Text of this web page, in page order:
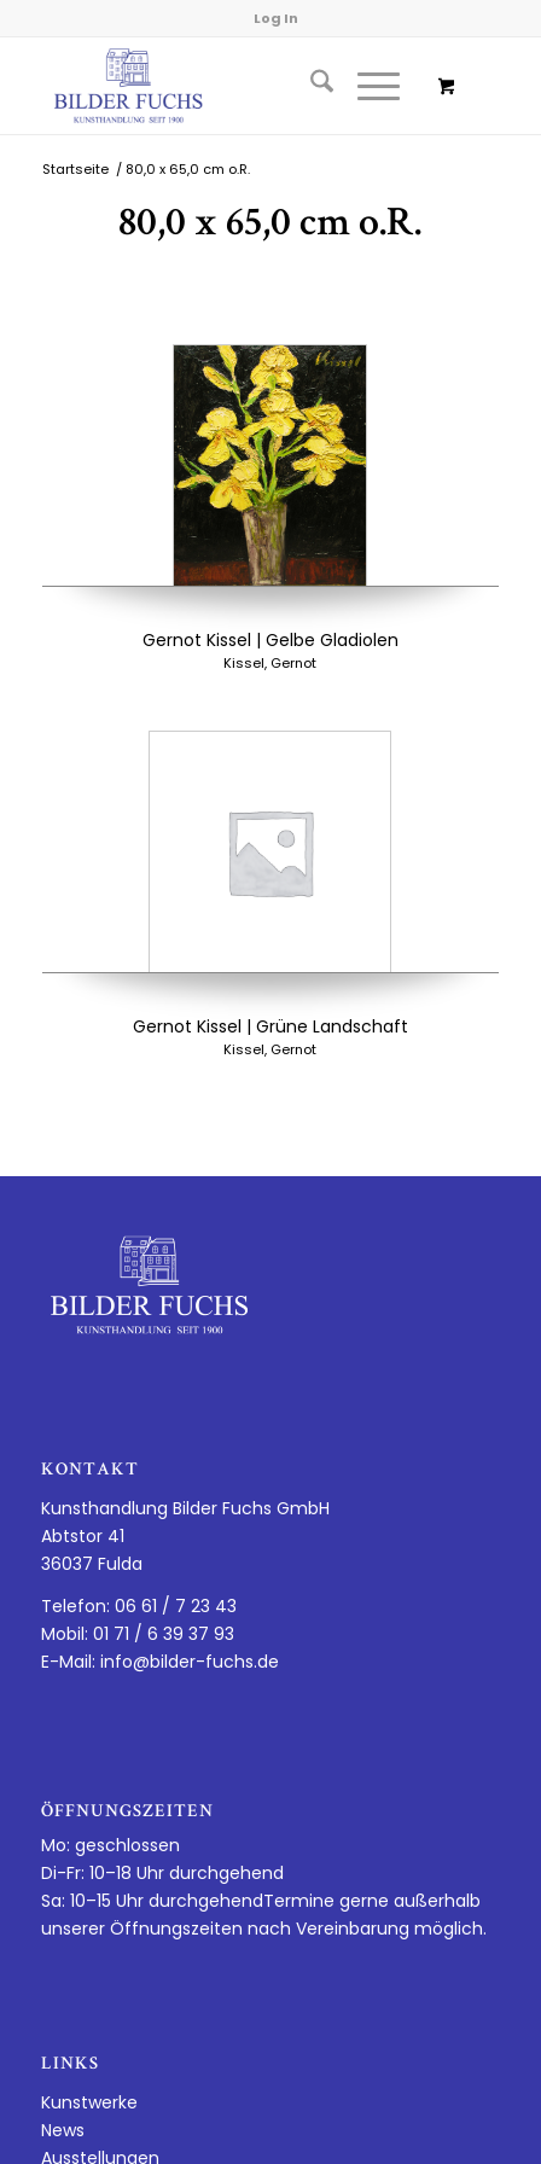
Log In
Startseite / 80,0 x 65,0 cm o.R.
80,0 x 65,0 cm o.R.
Gernot Kissel | Gelbe Gladiolen
Kissel, Gernot
Gernot Kissel | Grüne Landschaft
Kissel, Gernot
KONTAKT
Kunsthandlung Bilder Fuchs GmbH
Abtstor 41
36037 Fulda
Telefon: 06 61 / 7 23 43
Mobil: 01 71 / 6 39 37 93
E-Mail: info@bilder-fuchs.de
ÖFFNUNGSZEITEN
Mo: geschlossen
Di-Fr: 10–18 Uhr durchgehend
Sa: 10–15 Uhr durchgehendTermine gerne außerhalb
unserer Öffnungszeiten nach Vereinbarung möglich.
LINKS
Kunstwerke
News
Ausstellungen